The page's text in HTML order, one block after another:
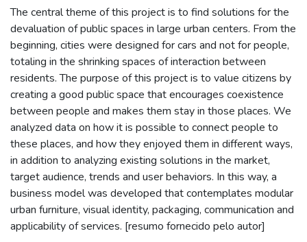
The central theme of this project is to find solutions for the
devaluation of public spaces in large urban centers. From the
beginning, cities were designed for cars and not for people,
totaling in the shrinking spaces of interaction between
residents. The purpose of this project is to value citizens by
creating a good public space that encourages coexistence
between people and makes them stay in those places. We
analyzed data on how it is possible to connect people to
these places, and how they enjoyed them in different ways,
in addition to analyzing existing solutions in the market,
target audience, trends and user behaviors. In this way, a
business model was developed that contemplates modular
urban furniture, visual identity, packaging, communication and
applicability of services. [resumo fornecido pelo autor]